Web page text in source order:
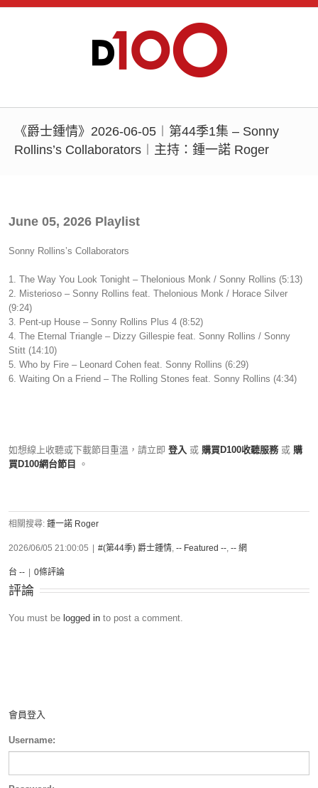
《爵士鍾情》2026-06-05︱第44季1集 – Sonny
Rollins’s Collaborators︱主持：鍾一諾 Roger
June 05, 2026 Playlist
Sonny Rollins’s Collaborators
1. The Way You Look Tonight – Thelonious Monk / Sonny Rollins (5:13)
2. Misterioso – Sonny Rollins feat. Thelonious Monk / Horace Silver
(9:24)
3. Pent-up House – Sonny Rollins Plus 4 (8:52)
4. The Eternal Triangle – Dizzy Gillespie feat. Sonny Rollins / Sonny
Stitt (14:10)
5. Who by Fire – Leonard Cohen feat. Sonny Rollins (6:29)
6. Waiting On a Friend – The Rolling Stones feat. Sonny Rollins (4:34)
如想線上收聽或下載節目重溫，請立即 登入 或 購買D100收聽服務 或 購
買D100網台節目
。
相關搜尋: 鍾一諾 Roger
2026/06/05 21:00:05 #(第44季) 爵士鍾情, -- Featured --, -- 網
台 -- 0條評論
評論
You must be logged in to post a comment.
會員登入
Username: